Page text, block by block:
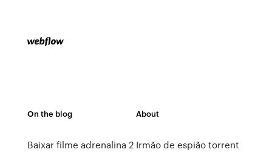
On the blog
Baixar filme adrenalina 2
About
Irmão de espião torrent